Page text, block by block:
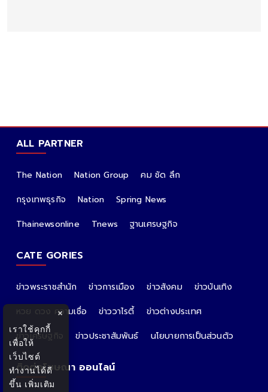
ALL PARTNER
The Nation Nation Group
คม ชัด ลึก
กรุงเทพธุรกิจ
Nation
Spring News
Thainewsonline
Tnews ฐานเศรษฐกิจ
CATE GORIES
ข่าวพระราชสำนัก ข่าวการเมือง ข่าวสังคม
ข่าวบันเทิง
หวย ดวง ความเชื่อ
ข่าววาไรตี้
ข่าวต่างประเทศ
ข่าวเศรษฐกิจ
ข่าวประชาสัมพันธ์ นโยบายการเป็นส่วนตัว
ติดต่อโฆษณา ออนไลน์
×
เราใช้คุกกี้
เพื่อให้
เว็บไซต์
ทำงานได้ดี
ขึ้น เพิ่มเติม